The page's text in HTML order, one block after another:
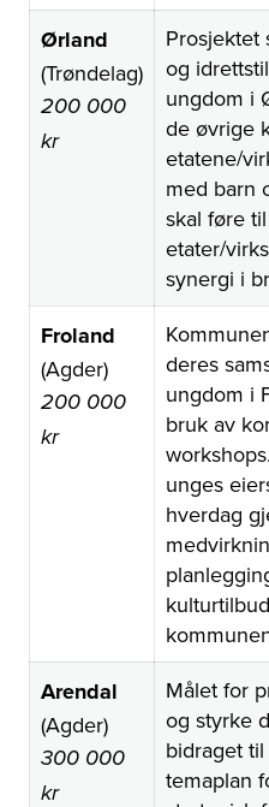
Ørland
(Trøndelag)
200 000
kr
Prosjektet
og
ungdom i
de øvrige
etatene/
med barn
skal føre
etater/
synergi i
Froland
(Agder)
200 000
kr
deres
ungdom i
bruk av
unges
hverdag
Arendal
(Agder)
300 000
kr
Målet for
og styrke
bidraget
temaplan